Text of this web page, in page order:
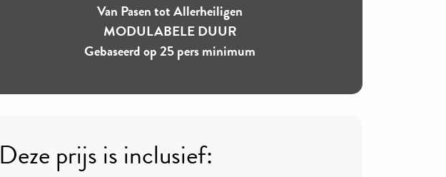
Van Pasen tot Allerheiligen
MODULABELE DUUR
Gebaseerd op 25 pers minimum
Deze prijs is inclusief: